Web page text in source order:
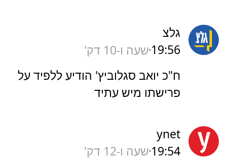
גלצ
19:56 שעה ו-10 דק'
ח"כ יואב סגלוביץ' הודיע ללפיד על
פרישתו מיש עתיד
ynet
19:54 שעה ו-12 דק'